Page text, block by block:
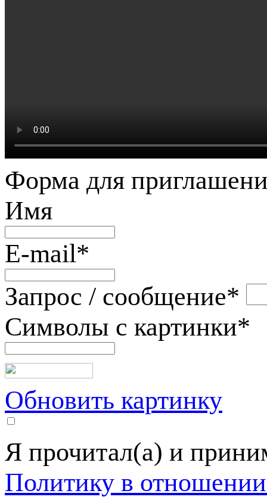
Форма для
Имя
E-mail*
Запрос / сообщение*
Символы с картинки*
Обновить картинку
Я прочитал(а) и
Политику в